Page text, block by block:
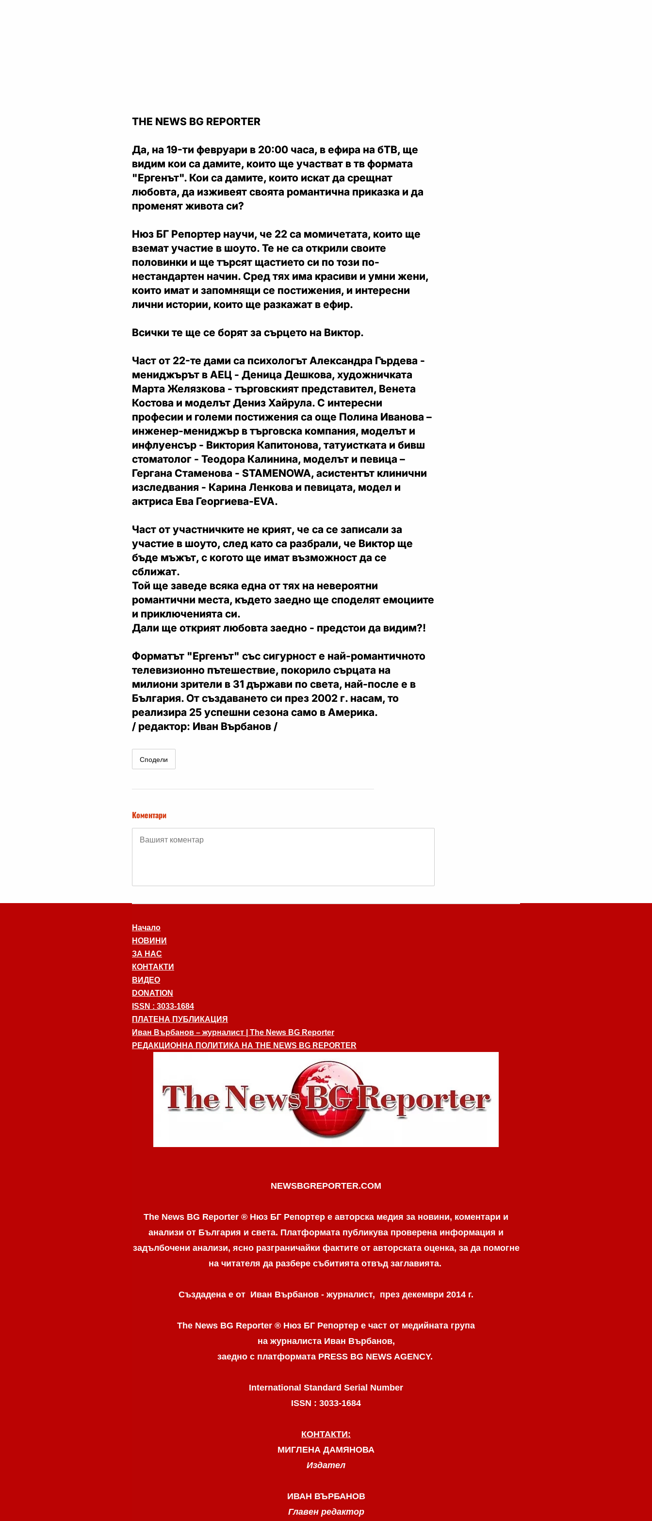
THE NEWS BG REPORTER
Да, на 19-ти февруари в 20:00 часа, в ефира на бТВ, ще
видим кои са дамите, които ще участват в тв формата
"Ергенът". Кои са дамите, които искат да срещнат
любовта, да изживеят своята романтична приказка и да
променят живота си?
Нюз БГ Репортер научи, че 22 са момичетата, които ще
вземат участие в шоуто. Те не са открили своите
половинки и ще търсят щастието си по този по-
нестандартен начин. Сред тях има красиви и умни жени,
които имат и запомнящи се постижения, и интересни
лични истории, които ще разкажат в ефир.
Всички те ще се борят за сърцето на Виктор.
Част от 22-те дами са психологът Александра Гърдева -
мениджърът в АЕЦ - Деница Дешкова, художничката
Марта Желязкова - търговският представител, Венета
Костова и моделът Дениз Хайрула. С интересни
професии и големи постижения са още Полина Иванова –
инженер-мениджър в търговска компания, моделът и
инфлуенсър - Виктория Капитонова, татуистката и бивш
стоматолог - Теодора Калинина, моделът и певица –
Гергана Стаменова - STAMENOWA, асистентът клинични
изследвания - Карина Ленкова и певицата, модел и
актриса Ева Георгиева-EVA.
Част от участничките не крият, че са се записали за
участие в шоуто, след като са разбрали, че Виктор ще
бъде мъжът, с когото ще имат възможност да се
сближат.
Той ще заведе всяка една от тях на невероятни
романтични места, където заедно ще споделят емоциите
и приключенията си.
Дали ще открият любовта заедно - предстои да видим?!
Форматът "Ергенът" със сигурност е най-романтичното
телевизионно пътешествие, покорило сърцата на
милиони зрители в 31 държави по света, най-после е в
България. От създаването си през 2002 г. насам, то
реализира 25 успешни сезона само в Америка.
/ редактор: Иван Върбанов /
Сподели
Коментари
Начало
НОВИНИ
ЗА НАС
КОНТАКТИ
ВИДЕО
DONATION
ISSN : 3033-1684
ПЛАТЕНА ПУБЛИКАЦИЯ
Иван Върбанов – журналист | The News BG Reporter
РЕДАКЦИОННА ПОЛИТИКА НА THE NEWS BG REPORTER
NEWSBGREPORTER.COM
The News BG Reporter ® Нюз БГ Репортер е авторска медия за новини, коментари и
анализи от България и света. Платформата публикува проверена информация и
задълбочени анализи, ясно разграничaйки фактите от авторската оценка, за да помогне
на читателя да разбере събитията отвъд заглавията.
Създадена е от Иван Върбанов - журналист, през декември 2014 г.
The News BG Reporter ® Нюз БГ Репортер е част от медийната група
на журналиста Иван Върбанов,
заедно с платформата PRESS BG NEWS AGENCY.
International Standard Serial Number
ISSN : 3033-1684
КОНТАКТИ:
МИГЛЕНА ДАМЯНОВА
Издател
ИВАН ВЪРБАНОВ
Главен редактор